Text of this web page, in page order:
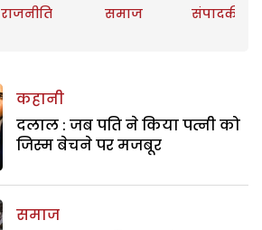
राजनीति समाज संपादकीय
कहानी
दलाल : जब पति ने किया पत्नी को
जिस्म बेचने पर मजबूर
समाज